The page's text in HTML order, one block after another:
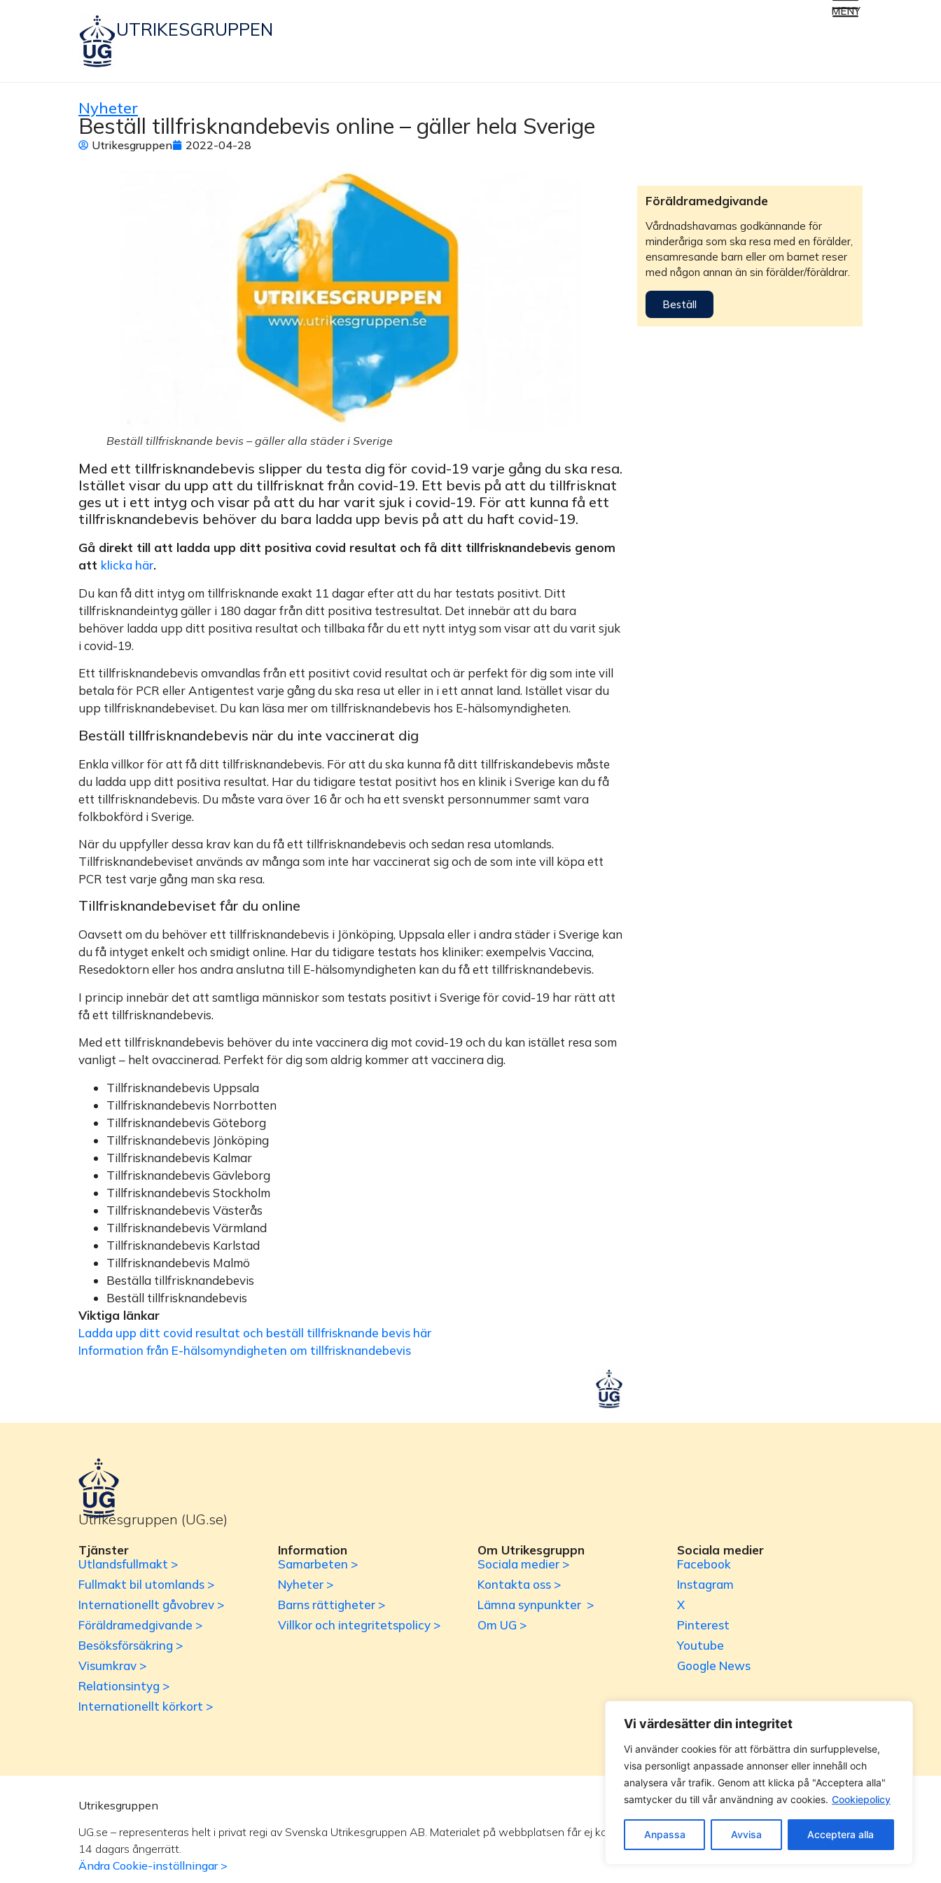
Vi värdesätter din integritet
Vi använder cookies för att förbättra din surfupplevelse,
visa personligt anpassade annonser eller innehåll och
analysera vår trafik. Genom att klicka på "Acceptera alla"
samtycker du till vår användning av cookies. Cookiepolicy
Anpassa Avvisa Acceptera alla
UTRIKESGRUPPEN
MENY
Nyheter
Beställ tillfrisknandebevis online – gäller hela Sverige
Utrikesgruppen 2022-04-28
Beställ tillfrisknande bevis – gäller alla städer i Sverige
Med ett tillfrisknandebevis slipper du testa dig för covid-19 varje gång du ska resa.
Istället visar du upp att du tillfrisknat från covid-19. Ett bevis på att du tillfrisknat
ges ut i ett intyg och visar på att du har varit sjuk i covid-19. För att kunna få ett
tillfrisknandebevis behöver du bara ladda upp bevis på att du haft covid-19.
Gå direkt till att ladda upp ditt positiva covid resultat och få ditt tillfrisknandebevis genom
att klicka här.
Du kan få ditt intyg om tillfrisknande exakt 11 dagar efter att du har testats positivt. Ditt
tillfrisknandeintyg gäller i 180 dagar från ditt positiva testresultat. Det innebär att du bara
behöver ladda upp ditt positiva resultat och tillbaka får du ett nytt intyg som visar att du varit sjuk
i covid-19.
Ett tillfrisknandebevis omvandlas från ett positivt covid resultat och är perfekt för dig som inte vill
betala för PCR eller Antigentest varje gång du ska resa ut eller in i ett annat land. Istället visar du
upp tillfrisknandebeviset. Du kan läsa mer om tillfrisknandebevis hos E-hälsomyndigheten.
Beställ tillfrisknandebevis när du inte vaccinerat dig
Enkla villkor för att få ditt tillfrisknandebevis. För att du ska kunna få ditt tillfriskandebevis måste
du ladda upp ditt positiva resultat. Har du tidigare testat positivt hos en klinik i Sverige kan du få
ett tillfrisknandebevis. Du måste vara över 16 år och ha ett svenskt personnummer samt vara
folkbokförd i Sverige.
När du uppfyller dessa krav kan du få ett tillfrisknandebevis och sedan resa utomlands.
Tillfrisknandebeviset används av många som inte har vaccinerat sig och de som inte vill köpa ett
PCR test varje gång man ska resa.
Tillfrisknandebeviset får du online
Oavsett om du behöver ett tillfrisknandebevis i Jönköping, Uppsala eller i andra städer i Sverige kan
du få intyget enkelt och smidigt online. Har du tidigare testats hos kliniker: exempelvis Vaccina,
Resedoktorn eller hos andra anslutna till E-hälsomyndigheten kan du få ett tillfrisknandebevis.
I princip innebär det att samtliga människor som testats positivt i Sverige för covid-19 har rätt att
få ett tillfrisknandebevis.
Med ett tillfrisknandebevis behöver du inte vaccinera dig mot covid-19 och du kan istället resa som
vanligt – helt ovaccinerad. Perfekt för dig som aldrig kommer att vaccinera dig.
Tillfrisknandebevis Uppsala
Tillfrisknandebevis Norrbotten
Tillfrisknandebevis Göteborg
Tillfrisknandebevis Jönköping
Tillfrisknandebevis Kalmar
Tillfrisknandebevis Gävleborg
Tillfrisknandebevis Stockholm
Tillfrisknandebevis Västerås
Tillfrisknandebevis Värmland
Tillfrisknandebevis Karlstad
Tillfrisknandebevis Malmö
Beställa tillfrisknandebevis
Beställ tillfrisknandebevis
Viktiga länkar
Ladda upp ditt covid resultat och beställ tillfrisknande bevis här
Information från E-hälsomyndigheten om tillfrisknandebevis
Föräldramedgivande
Vårdnadshavarnas godkännande för
minderåriga som ska resa med en förälder,
ensamresande barn eller om barnet reser
med någon annan än sin förälder/föräldrar.
Beställ
Utrikesgruppen (UG.se)
Tjänster
Utlandsfullmakt >
Fullmakt bil utomlands >
Internationellt gåvobrev >
Föräldramedgivande >
Besöksförsäkring >
Visumkrav >
Relationsintyg >
Internationellt körkort >
Information
Samarbeten >
Nyheter >
Barns rättigheter >
Villkor och integritetspolicy >
Om Utrikesgruppn
Sociala medier >
Kontakta oss >
Lämna synpunkter >
Om UG >
Sociala medier
Facebook
Instagram
X
Pinterest
Youtube
Google News
Utrikesgruppen
UG.se – representeras helt i privat regi av Svenska Utrikesgruppen AB. Materialet på webbplatsen får ej kopieras utan tillåtelse. Alla priser anges ink. moms.
14 dagars ångerrätt.
Ändra Cookie-inställningar >